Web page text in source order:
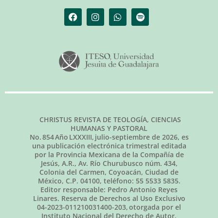
CHRISTUS REVISTA DE TEOLOGÍA, CIENCIAS
HUMANAS Y PASTORAL
No.854Año LXXXIII, julio-septiembre de 2026, es
una publicación electrónica trimestral editada
por la Provincia Mexicana de la Compañía de
Jesús, A.R., Av. Río Churubusco núm. 434,
Colonia del Carmen, Coyoacán, Ciudad de
México, C.P. 04100, teléfono: 55 5533 5835.
Editor responsable: Pedro Antonio Reyes
Linares. Reserva de Derechos al Uso Exclusivo
04-2023-011210031400-203, otorgada por el
Instituto Nacional del Derecho de Autor.